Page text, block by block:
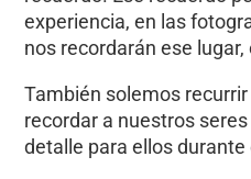
experiencia, en las
nos recordarán ese
También solemos
recordar a nuestros
detalle para ellos durante